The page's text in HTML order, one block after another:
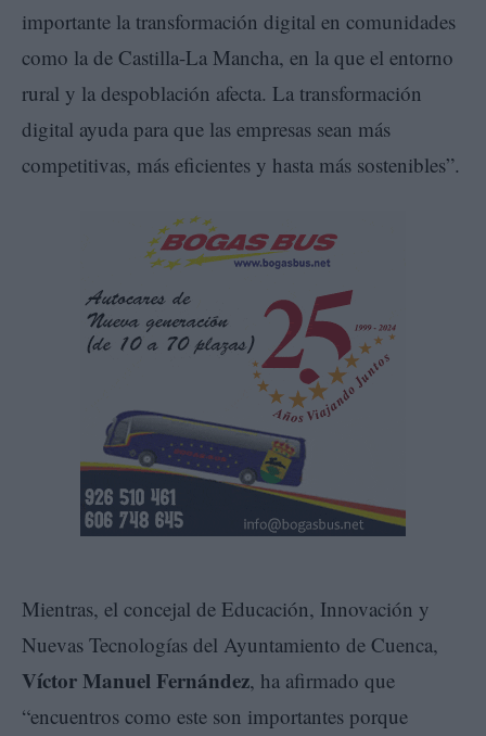
importante la transformación digital en comunidades
como la de Castilla-La Mancha, en la que el entorno
rural y la despoblación afecta. La transformación
digital ayuda para que las empresas sean más
competitivas, más eficientes y hasta más sostenibles”.
Mientras, el concejal de Educación, Innovación y
Nuevas Tecnologías del Ayuntamiento de Cuenca,
Víctor Manuel Fernández, ha afirmado que
“encuentros como este son importantes porque